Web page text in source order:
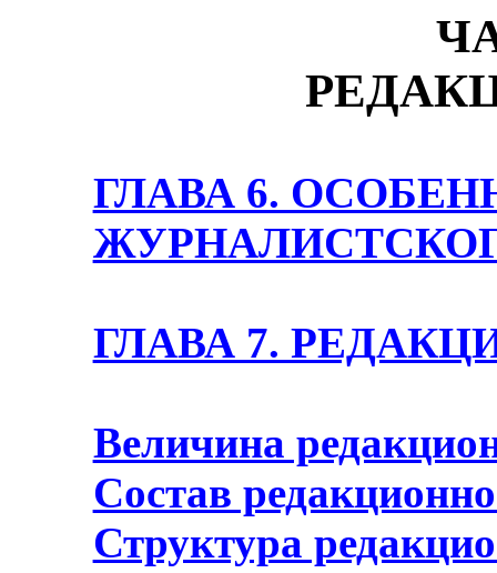
ГЛАВА 6.
ГЛАВА 7.
Величина
Состав
Структура